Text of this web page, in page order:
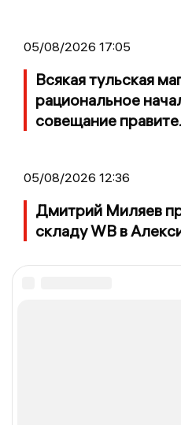
05/08/2026 17:05
Всякая тульская
рациональное
совещание
05/08/2026 12:36
Дмитрий Миляев
складу WB в